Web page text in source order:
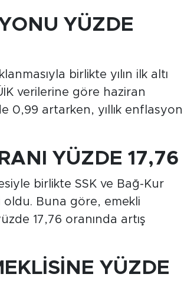
YÜZDE
birlikte yılın ilk altı
verilerine göre haziran
0,99 artarken, yıllık enflasyon
YÜZDE 17,76
birlikte SSK ve Bağ-Kur
oldu. Buna göre, emekli
17,76 oranında artış
YÜZDE